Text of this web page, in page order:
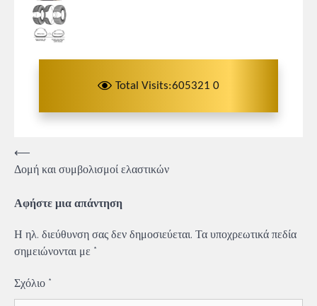
Total Visits:605321 0
Πλοήγηση
άρθρων
⟵
Δομή και συμβολισμοί ελαστικών
Αφήστε μια απάντηση
Η ηλ. διεύθυνση σας δεν δημοσιεύεται. Τα υποχρεωτικά πεδία
σημειώνονται με *
Σχόλιο *